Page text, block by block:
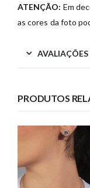
ATENÇÃO: Em
as cores da foto
AVALIAÇÕES
PRODUTOS